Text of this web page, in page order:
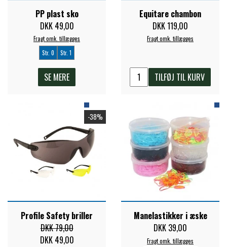
PP plast sko
DKK 49,00
Fragt omk. tillægges
Str. 0
Str. 1
SE MERE
Equitare chambon
DKK 119,00
Fragt omk. tillægges
TILFØJ TIL KURV
-38%
Profile Safety briller
DKK 79,00
DKK 49,00
Manelastikker i æske
DKK 39,00
Fragt omk. tillægges